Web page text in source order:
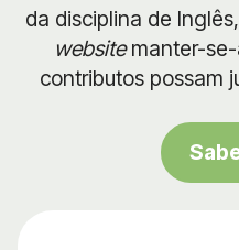
da disciplina de
websitemanter-se-
contributos possam